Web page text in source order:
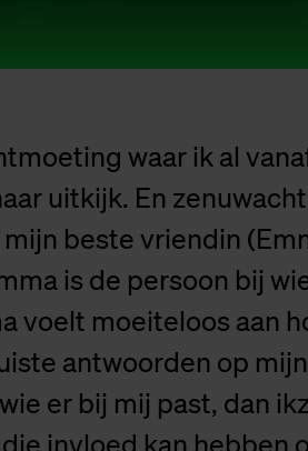
waar ik al
uitkijk. En
beste vriendin
is de persoon bij
voelt moeiteloos aan
antwoorden op
er bij mij past, dan
invloed kan hebben